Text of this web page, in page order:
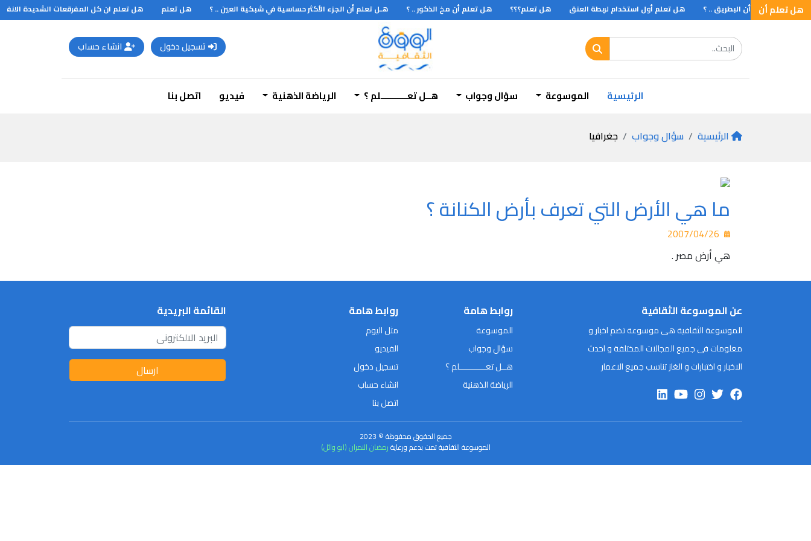
هل تعلم أن
هـل تـعلم أن البطريق .. ؟ هل تعلم أول استخدام لربطة العنق هل تعلم؟؟؟ هل تعلم أن مخ الذكور .. ؟ هـل تعلم أن الجزء الأكثر حساسية في شبكية العين .. ؟ هل تعلم هل تعلم ان كل المفرقعات الشديدة
تسجيل دخول انشاء حساب
الرئيسية الموسوعة سؤال وجواب هــل تعـــــــــــلم ؟ الرياضة الذهنية فيديو اتصل بنا
الرئيسية سؤال وجواب جغرافيا
ما هي الأرض التي تعرف بأرض الكنانة ؟
هي أرض مصر .
عن الموسوعة الثقافية
الموسوعة الثقافية هى موسوعة تضم اخبار و
معلومات فى جميع المجالات المختلفة و احدث
الاخبار و اختبارات و الغاز تناسب جميع الاعمار
روابط هامة
الموسوعة
سؤال وجواب
هــل تعـــــــــــلم ؟
الرياضة الذهنية
روابط هامة
مثل اليوم
الفيديو
تسجيل دخول
انشاء حساب
اتصل بنا
القائمة البريدية
ارسال
جميع الحقوق محفوظة © 2023
الموسوعة الثقافية تمت بدعم ورعايةرمضان النمران (ابو وائل)